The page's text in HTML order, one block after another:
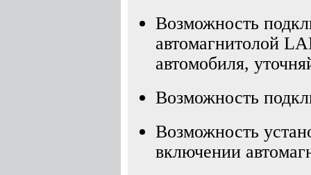
Возможность
автомагнитолой
автомобиля,
Возможность
Возможность
включении